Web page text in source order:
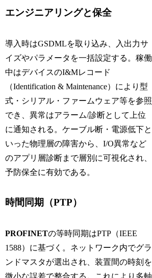
エンジニアリングと保全
導入時はGSDMLを取り込み、入出力サ
イズやパラメータを一括設定する。稼働
中はデバイスのI&Mレコード
（Identification & Maintenance）により型
式・シリアル・ファームウェア等を参照
でき、異常はアラーム/診断として上位
に通知される。ケーブル断・電源低下と
いった物理層の障害から、I/O異常など
のアプリ層診断まで層別に可視化され、
予防保全に有効である。
時間同期（PTP）
PROFINETの等時同期はPTP （IEEE
1588）に基づく。ネットワーク内でグラ
ンドマスタが選出され、装置間の時刻を
微小な誤差で整合する。これにより多軸